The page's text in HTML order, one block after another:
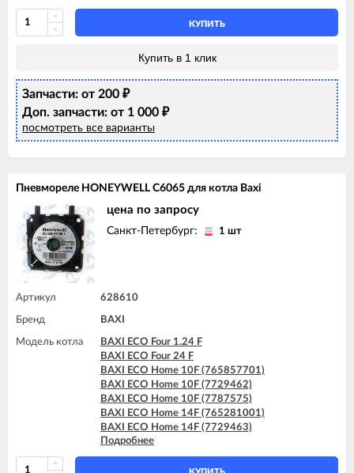
BAXI ECO Home 24F (765281101)
BAXI ECO Home 24F (7729464)
BAXI ECO Home 24F (7787577)
BAXI ECO-4s 1.24 F
BAXI ECO-4s 10 F
BAXI ECO-4s 18 F
BAXI ECO-4s 24 F
BAXI FOURTECH 24 F (CSB)
BAXI MAIN 24 Fi (BSE)
BAXI MAIN DIGIT 240Fi
BAXI MAIN Four 240 F (белая панель)
КУПИТЬ
Купить в 1 клик
Запчасти: от 200 ₽
Доп. запчасти: от 1 000 ₽
посмотреть все варианты
Пневмореле HONEYWELL C6065 для котла Baxi
цена по запросу
Санкт-Петербург: 1 шт
Артикул 628610
Бренд BAXI
Модель котла
BAXI ECO Four 1.24 F
BAXI ECO Four 24 F
BAXI ECO Home 10F (765857701)
BAXI ECO Home 10F (7729462)
BAXI ECO Home 10F (7787575)
BAXI ECO Home 14F (765281001)
BAXI ECO Home 14F (7729463)
BAXI ECO Home 14F (7787576)
BAXI ECO Home 24F (765281101)
BAXI ECO Home 24F (7729464)
Подробнее